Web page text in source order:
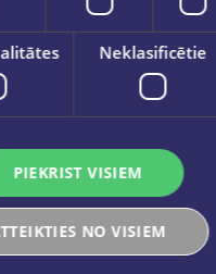
Neklasificētie
PIEKRIST VISIEM
NO VISIEM